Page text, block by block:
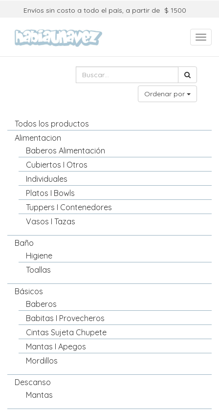
Envíos sin costo a todo el país, a partir de $ 1500
Ordenar por
Todos los productos
Alimentacion
Baberos Alimentación
Cubiertos I Otros
Individuales
Platos I Bowls
Tuppers I Contenedores
Vasos I Tazas
Baño
Higiene
Toallas
Básicos
Baberos
Babitas I Provecheros
Cintas Sujeta Chupete
Mantas I Apegos
Mordillos
Descanso
Mantas